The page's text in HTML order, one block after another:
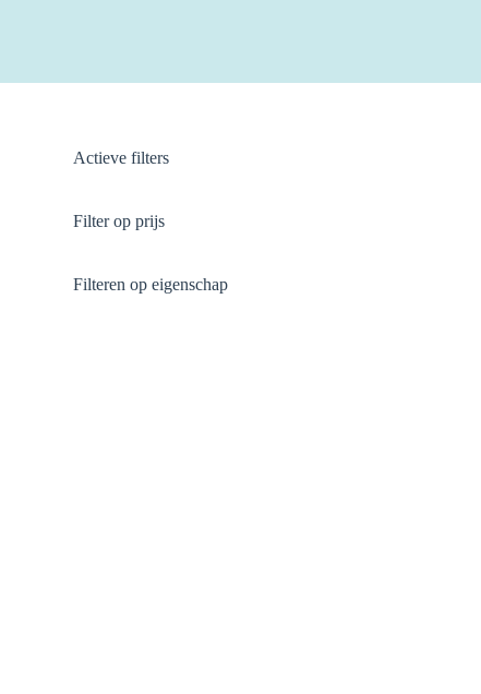
Actieve filters
Filter op prijs
Filteren op eigenschap